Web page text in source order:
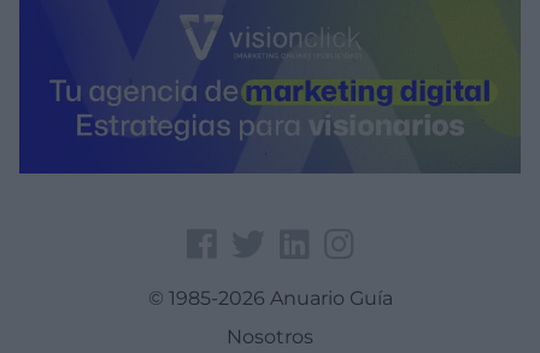
© 1985-2026 Anuario Guía
Nosotros